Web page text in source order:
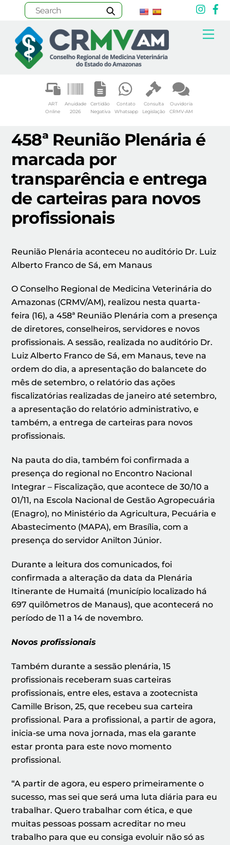
content
ART
Online
Anuidade
2026
Certidão
Negativa
Contato
Whatsapp
Consulta
Legislação
Ouvidoria
CRMV-AM
458ª Reunião Plenária é
marcada por
transparência e entrega
de carteiras para novos
profissionais
Reunião Plenária aconteceu no auditório Dr. Luiz
Alberto Franco de Sá, em Manaus
O Conselho Regional de Medicina Veterinária do
Amazonas (CRMV/AM), realizou nesta quarta-
feira (16), a 458ª Reunião Plenária com a presença
de diretores, conselheiros, servidores e novos
profissionais. A sessão, realizada no auditório Dr.
Luiz Alberto Franco de Sá, em Manaus, teve na
ordem do dia, a apresentação do balancete do
mês de setembro, o relatório das ações
fiscalizatórias realizadas de janeiro até setembro,
a apresentação do relatório administrativo, e
também, a entrega de carteiras para novos
profissionais.
Na pauta do dia, também foi confirmada a
presença do regional no Encontro Nacional
Integrar – Fiscalização, que acontece de 30/10 a
01/11, na Escola Nacional de Gestão Agropecuária
(Enagro), no Ministério da Agricultura, Pecuária e
Abastecimento (MAPA), em Brasília, com a
presença do servidor Anilton Júnior.
Durante a leitura dos comunicados, foi
confirmada a alteração da data da Plenária
Itinerante de Humaitá (município localizado há
697 quilômetros de Manaus), que acontecerá no
período de 11 a 14 de novembro.
Novos profissionais
Também durante a sessão plenária, 15
profissionais receberam suas carteiras
profissionais, entre eles, estava a zootecnista
Camille Brison, 25, que recebeu sua carteira
profissional. Para a profissional, a partir de agora,
inicia-se uma nova jornada, mas ela garante
estar pronta para este novo momento
profissional.
“A partir de agora, eu espero primeiramente o
sucesso, mas sei que será uma luta diária para eu
trabalhar. Quero trabalhar com ética, e que
muitas pessoas possam acreditar no meu
trabalho para que eu consiga evoluir não só as